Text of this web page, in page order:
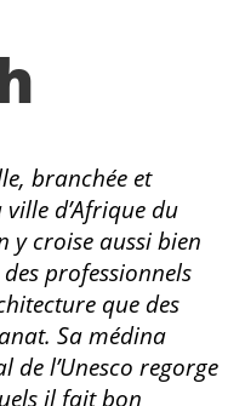
branchée et
d’Afrique du
y croise aussi bien
professionnels
que des
Sa médina
l’Unesco regorge
il fait bon